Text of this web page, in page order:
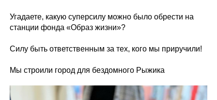
Угадаете, какую суперсилу можно было обрести на
станции фонда «Образ жизни»?
Силу быть ответственным за тех, кого мы приручили!
Мы строили город для бездомного Рыжика